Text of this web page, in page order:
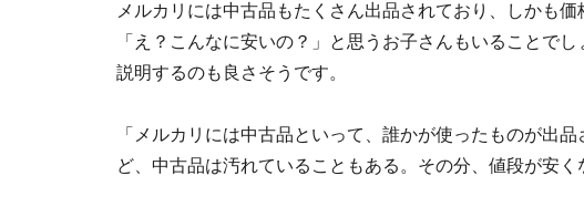
メルカリには中古品もたくさん出品されており、しかも
「え？こんなに安いの？」と思うお子さんもいることで
説明するのも良さそうです。
「メルカリには中古品といって、誰かが使ったものが出
ど、中古品は汚れていることもある。その分、値段が安く